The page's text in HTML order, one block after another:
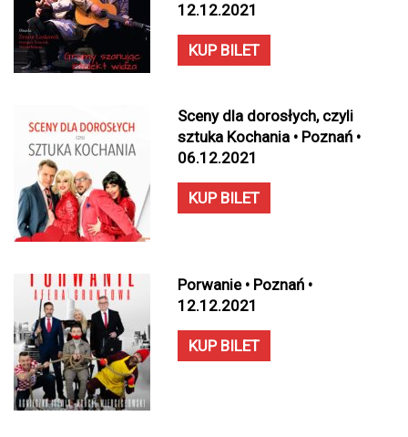
12.12.2021
KUP BILET
Sceny dla dorosłych, czyli
sztuka Kochania • Poznań •
06.12.2021
KUP BILET
Porwanie • Poznań •
12.12.2021
KUP BILET